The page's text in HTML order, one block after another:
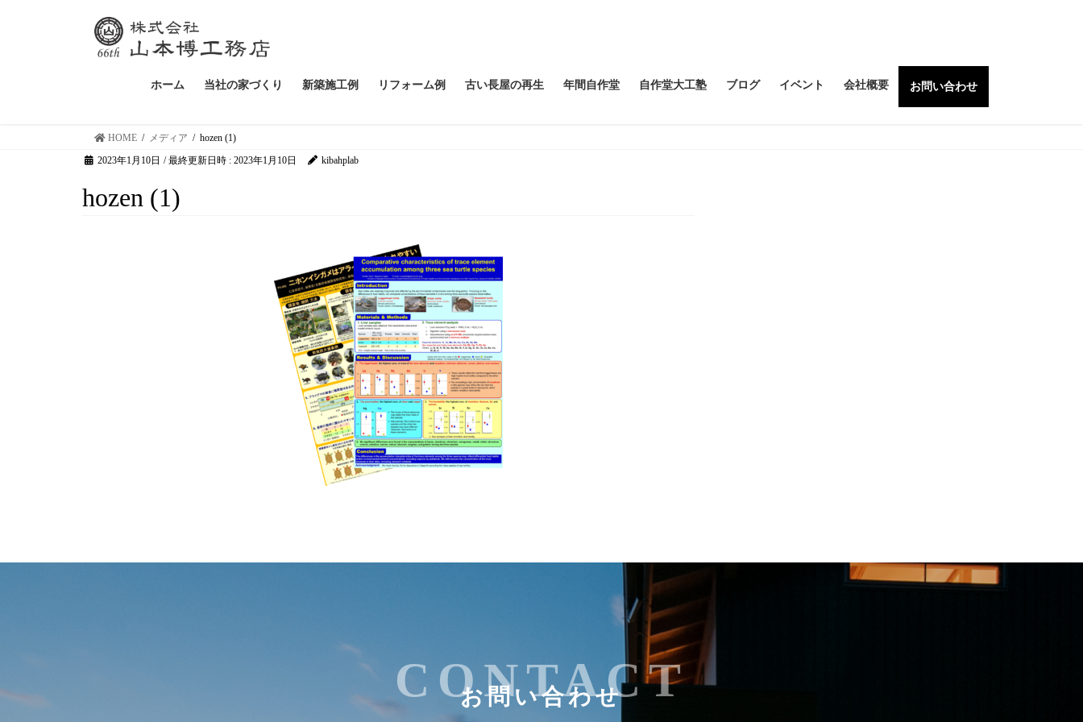
ホーム 当社の家づくり 新築施工例 リフォーム例 古い長屋の再生 年間自作堂 自作堂大工塾 ブログ イベント 会社概要 お問い合わせ
HOME メディア
hozen (1)
2023年1月10日 / 最終更新日時 : 2023年1月10日 kibahplab
hozen (1)
お問い合わせ
CONTACT